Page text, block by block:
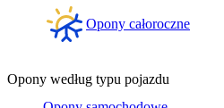
Opony całoroczne
Opony według typu pojazdu